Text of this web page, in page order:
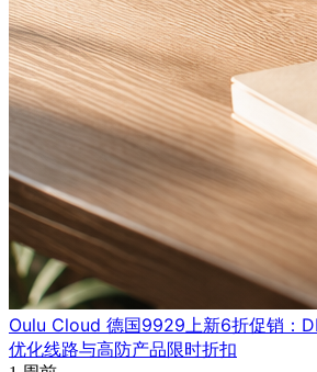
Oulu Cloud 德国9929上新6折促销：
优化线路与高防产品限时折扣